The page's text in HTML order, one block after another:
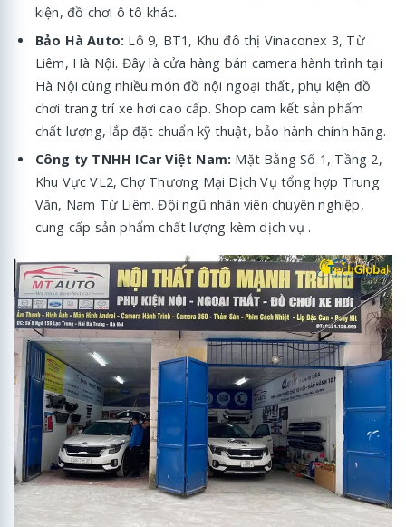
kiện, đồ chơi ô tô khác.
Bảo Hà Auto: Lô 9, BT1, Khu đô thị Vinaconex 3, Từ
Liêm, Hà Nội. Đây là cửa hàng bán camera hành trình tại
Hà Nội cùng nhiều món đồ nội ngoại thất, phụ kiện đồ
chơi trang trí xe hơi cao cấp. Shop cam kết sản phẩm
chất lượng, lắp đặt chuẩn kỹ thuật, bảo hành chính hãng.
Công ty TNHH ICar Việt Nam: Mặt Bằng Số 1, Tầng 2,
Khu Vực VL2, Chợ Thương Mại Dịch Vụ tổng hợp Trung
Văn, Nam Từ Liêm. Đội ngũ nhân viên chuyên nghiệp,
cung cấp sản phẩm chất lượng kèm dịch vụ .